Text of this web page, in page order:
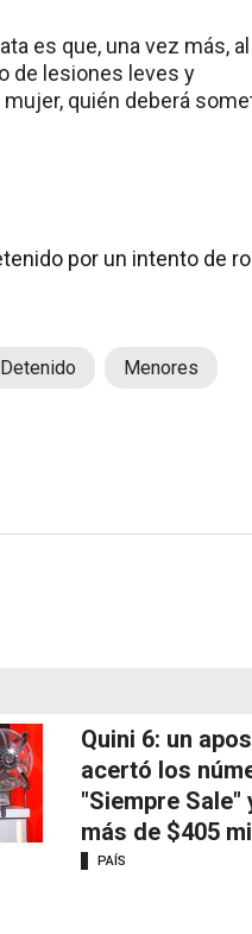
es que, una vez más, al
de lesiones leves y
quién deberá
por un intento de
Detenido Menores
Quini 6: un
acertó los
"Siempre Sale"
más de $405
PAÍS